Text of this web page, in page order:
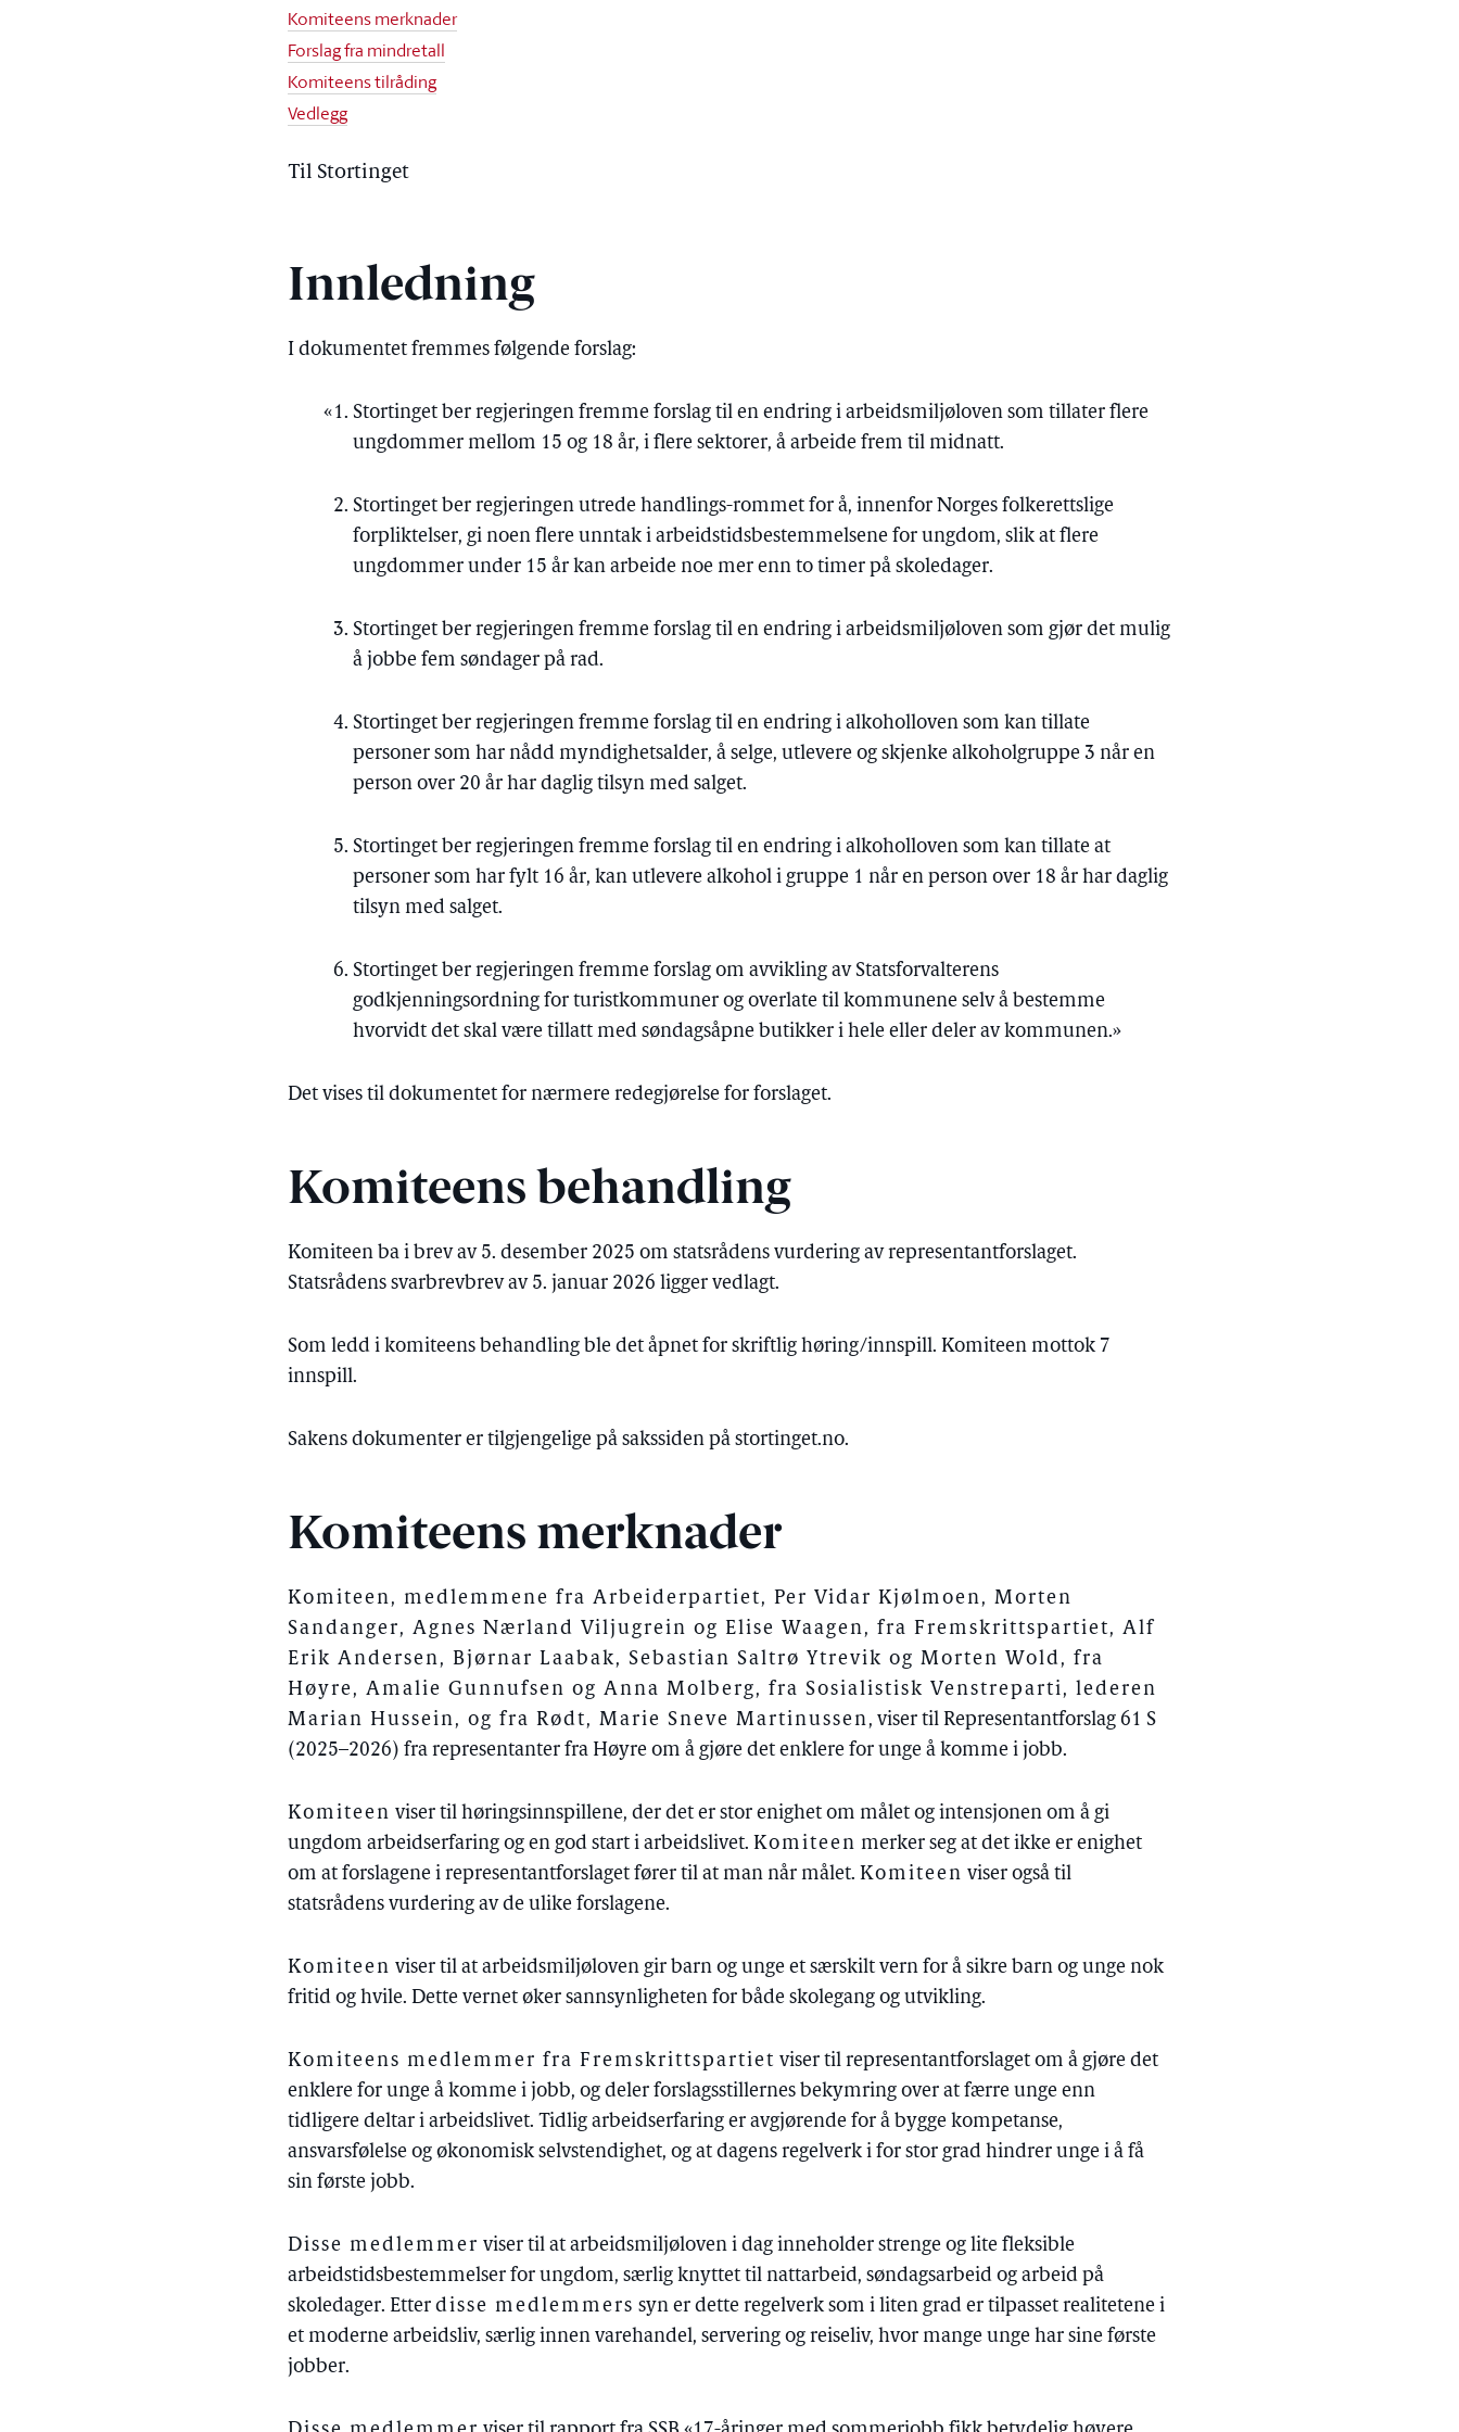
Komiteens merknader
Forslag fra mindretall
Komiteens tilråding
Vedlegg
Til Stortinget
Innledning
I dokumentet fremmes følgende forslag:
Stortinget ber regjeringen fremme forslag til en endring i arbeidsmiljøloven som tillater flere
ungdommer mellom 15 og 18 år, i flere sektorer, å arbeide frem til midnatt.
Stortinget ber regjeringen utrede handlings-rommet for å, innenfor Norges folkerettslige
forpliktelser, gi noen flere unntak i arbeidstidsbestemmelsene for ungdom, slik at flere
ungdommer under 15 år kan arbeide noe mer enn to timer på skoledager.
Stortinget ber regjeringen fremme forslag til en endring i arbeidsmiljøloven som gjør det mulig
å jobbe fem søndager på rad.
Stortinget ber regjeringen fremme forslag til en endring i alkoholloven som kan tillate
personer som har nådd myndighetsalder, å selge, utlevere og skjenke alkoholgruppe 3 når en
person over 20 år har daglig tilsyn med salget.
Stortinget ber regjeringen fremme forslag til en endring i alkoholloven som kan tillate at
personer som har fylt 16 år, kan utlevere alkohol i gruppe 1 når en person over 18 år har daglig
tilsyn med salget.
Stortinget ber regjeringen fremme forslag om avvikling av Statsforvalterens
godkjenningsordning for turistkommuner og overlate til kommunene selv å bestemme
hvorvidt det skal være tillatt med søndagsåpne butikker i hele eller deler av kommunen.»
Det vises til dokumentet for nærmere redegjørelse for forslaget.
Komiteens behandling
Komiteen ba i brev av 5. desember 2025 om statsrådens vurdering av representantforslaget.
Statsrådens svarbrevbrev av 5. januar 2026 ligger vedlagt.
Som ledd i komiteens behandling ble det åpnet for skriftlig høring/innspill. Komiteen mottok 7
innspill.
Sakens dokumenter er tilgjengelige på sakssiden på stortinget.no.
Komiteens merknader
Komiteen, medlemmene fra Arbeiderpartiet, Per Vidar Kjølmoen, Morten
Sandanger, Agnes Nærland Viljugrein og Elise Waagen, fra Fremskrittspartiet, Alf
Erik Andersen, Bjørnar Laabak, Sebastian Saltrø Ytrevik og Morten Wold, fra
Høyre, Amalie Gunnufsen og Anna Molberg, fra Sosialistisk Venstreparti, lederen
Marian Hussein, og fra Rødt, Marie Sneve Martinussen, viser til Representantforslag 61 S
(2025–2026) fra representanter fra Høyre om å gjøre det enklere for unge å komme i jobb.
Komiteen viser til høringsinnspillene, der det er stor enighet om målet og intensjonen om å gi
ungdom arbeidserfaring og en god start i arbeidslivet.Komiteen merker seg at det ikke er enighet
om at forslagene i representantforslaget fører til at man når målet.Komiteen viser også til
statsrådens vurdering av de ulike forslagene.
Komiteen viser til at arbeidsmiljøloven gir barn og unge et særskilt vern for å sikre barn og unge nok
fritid og hvile. Dette vernet øker sannsynligheten for både skolegang og utvikling.
Komiteens medlemmer fra Fremskrittspartiet viser til representantforslaget om å gjøre det
enklere for unge å komme i jobb, og deler forslagsstillernes bekymring over at færre unge enn
tidligere deltar i arbeidslivet. Tidlig arbeidserfaring er avgjørende for å bygge kompetanse,
ansvarsfølelse og økonomisk selvstendighet, og at dagens regelverk i for stor grad hindrer unge i å få
sin første jobb.
Disse medlemmer viser til at arbeidsmiljøloven i dag inneholder strenge og lite fleksible
arbeidstidsbestemmelser for ungdom, særlig knyttet til nattarbeid, søndagsarbeid og arbeid på
skoledager. Etterdisse medlemmers syn er dette regelverk som i liten grad er tilpasset realitetene i
et moderne arbeidsliv, særlig innen varehandel, servering og reiseliv, hvor mange unge har sine første
jobber.